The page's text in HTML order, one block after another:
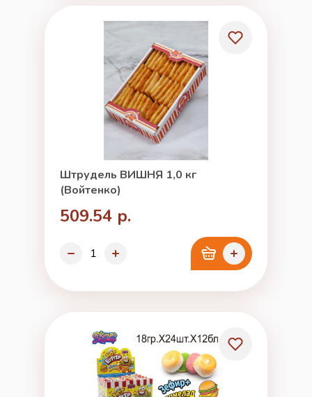
Штрудель ВИШНЯ 1,0 кг
(Войтенко)
509.54 р.